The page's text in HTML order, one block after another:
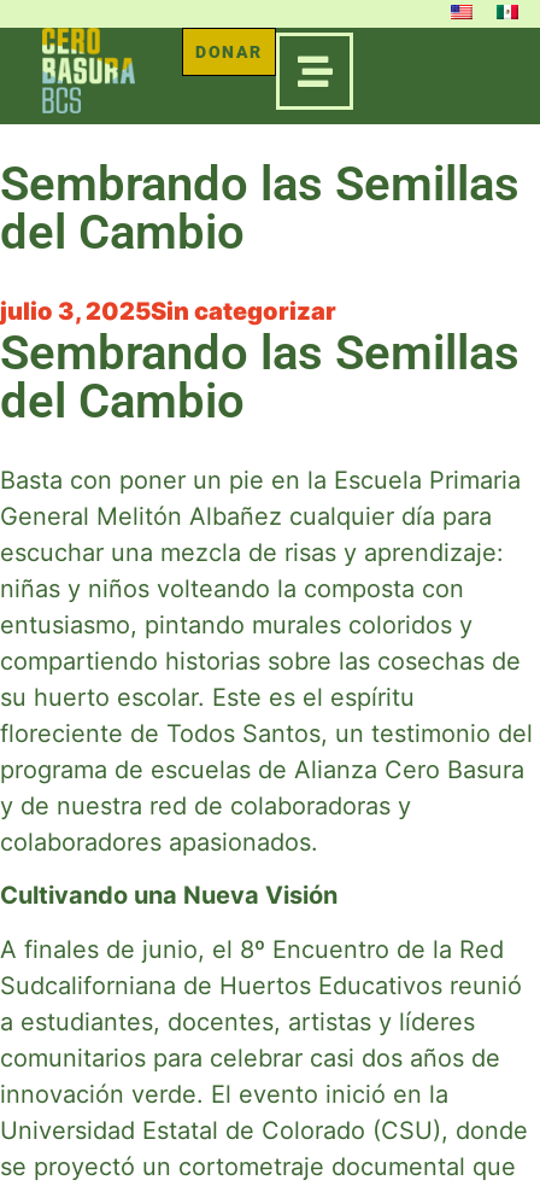
DONAR
Sembrando las Semillas
del Cambio
julio 3, 2025Sin categorizar
Sembrando las Semillas
del Cambio
Basta con poner un pie en la Escuela Primaria
General Melitón Albañez cualquier día para
escuchar una mezcla de risas y aprendizaje:
niñas y niños volteando la composta con
entusiasmo, pintando murales coloridos y
compartiendo historias sobre las cosechas de
su huerto escolar. Este es el espíritu
floreciente de Todos Santos, un testimonio del
programa de escuelas de Alianza Cero Basura
y de nuestra red de colaboradoras y
colaboradores apasionados.
Cultivando una Nueva Visión
A finales de junio, el 8º Encuentro de la Red
Sudcaliforniana de Huertos Educativos reunió
a estudiantes, docentes, artistas y líderes
comunitarios para celebrar casi dos años de
innovación verde. El evento inició en la
Universidad Estatal de Colorado (CSU), donde
se proyectó un cortometraje documental que